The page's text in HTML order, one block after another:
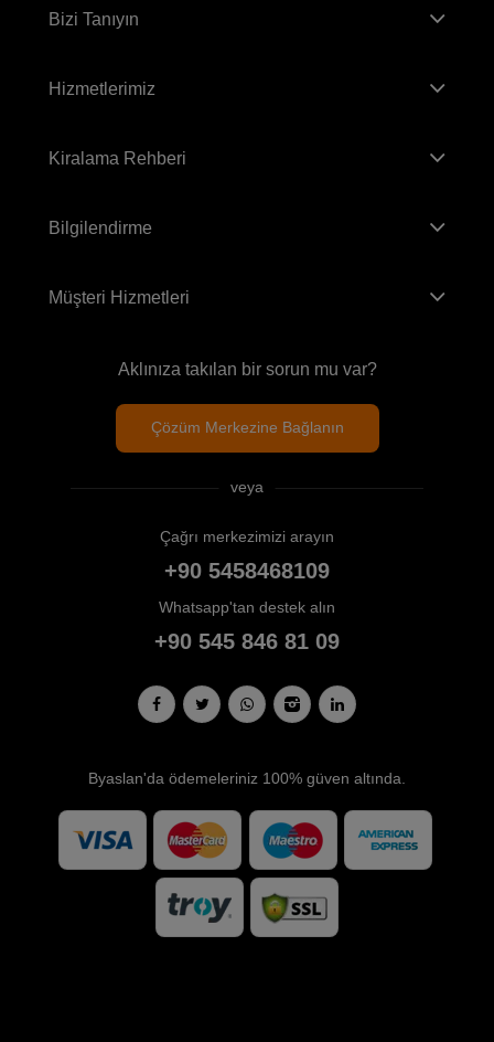
Bizi Tanıyın
Hizmetlerimiz
Kiralama Rehberi
Bilgilendirme
Müşteri Hizmetleri
Aklınıza takılan bir sorun mu var?
Çözüm Merkezine Bağlanın
veya
Çağrı merkezimizi arayın
+90 5458468109
Whatsapp'tan destek alın
+90 545 846 81 09
Byaslan'da ödemeleriniz 100% güven altında.